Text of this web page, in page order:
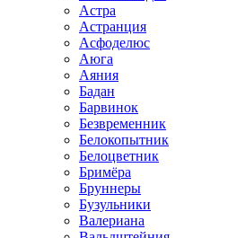
Астра
Астранция
Асфоделюс
Аюга
Аяния
Бадан
Барвинок
Безвременник
Белокопытник
Белоцветник
Бримёра
Бруннеры
Бузульники
Валериана